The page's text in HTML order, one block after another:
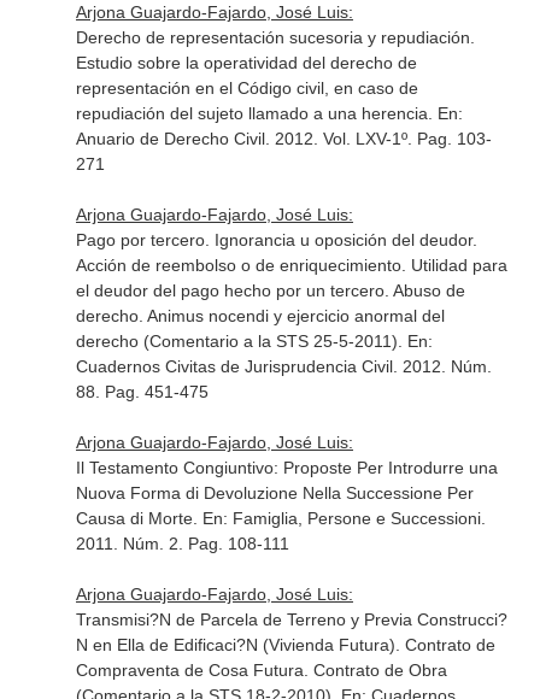
Arjona Guajardo-Fajardo, José Luis:
Derecho de representación sucesoria y repudiación.
Estudio sobre la operatividad del derecho de
representación en el Código civil, en caso de
repudiación del sujeto llamado a una herencia. En:
Anuario de Derecho Civil. 2012. Vol. LXV-1º. Pag. 103-
271
Arjona Guajardo-Fajardo, José Luis:
Pago por tercero. Ignorancia u oposición del deudor.
Acción de reembolso o de enriquecimiento. Utilidad para
el deudor del pago hecho por un tercero. Abuso de
derecho. Animus nocendi y ejercicio anormal del
derecho (Comentario a la STS 25-5-2011). En:
Cuadernos Civitas de Jurisprudencia Civil. 2012. Núm.
88. Pag. 451-475
Arjona Guajardo-Fajardo, José Luis:
Il Testamento Congiuntivo: Proposte Per Introdurre una
Nuova Forma di Devoluzione Nella Successione Per
Causa di Morte. En: Famiglia, Persone e Successioni.
2011. Núm. 2. Pag. 108-111
Arjona Guajardo-Fajardo, José Luis:
Transmisi?N de Parcela de Terreno y Previa Construcci?
N en Ella de Edificaci?N (Vivienda Futura). Contrato de
Compraventa de Cosa Futura. Contrato de Obra